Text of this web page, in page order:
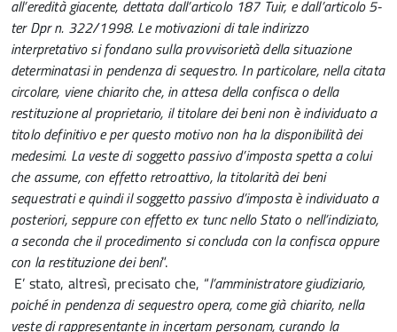
all’eredità giacente, dettata dall’articolo 187 Tuir, e dall’articolo 5-
ter Dpr n. 322/1998. Le motivazioni di tale indirizzo
interpretativo si fondano sulla provvisorietà della situazione
determinatasi in pendenza di sequestro. In particolare, nella citata
circolare, viene chiarito che, in attesa della confisca o della
restituzione al proprietario, il titolare dei beni non è individuato a
titolo definitivo e per questo motivo non ha la disponibilità dei
medesimi. La veste di soggetto passivo d’imposta spetta a colui
che assume, con effetto retroattivo, la titolarità dei beni
sequestrati e quindi il soggetto passivo d’imposta è individuato a
posteriori, seppure con effetto ex tunc nello Stato o nell’indiziato,
a seconda che il procedimento si concluda con la confisca oppure
con la restituzione dei beni”.
E’ stato, altresì, precisato che, “l’amministratore giudiziario,
poiché in pendenza di sequestro opera, come già chiarito, nella
veste di rappresentante in incertam personam, curando la